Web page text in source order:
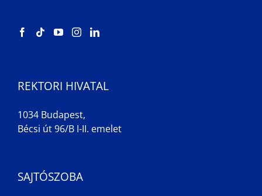
REKTORI HIVATAL
1034 Budapest,
Bécsi út 96/B I-II. emelet
SAJTÓSZOBA